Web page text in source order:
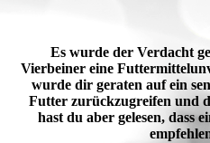
Es wurde der Verdacht
Vierbeiner eine
wurde dir geraten auf ein
Futter zurückzugreifen und
hast du aber gelesen, dass